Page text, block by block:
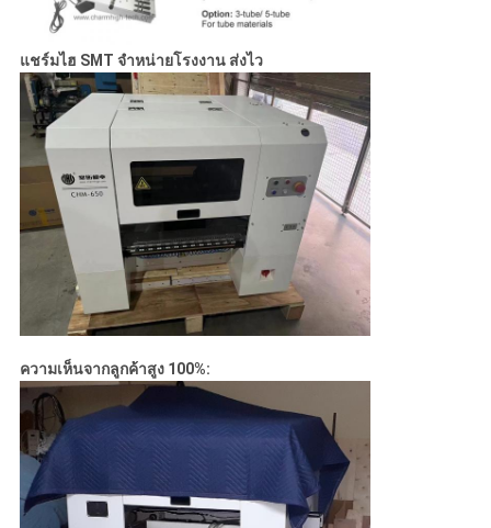
แชร์มไฮ SMT จําหน่ายโรงงาน ส่งไว
ความเห็นจากลูกค้าสูง 100%: